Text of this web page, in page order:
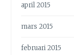
april 2015
mars 2015
februari 2015